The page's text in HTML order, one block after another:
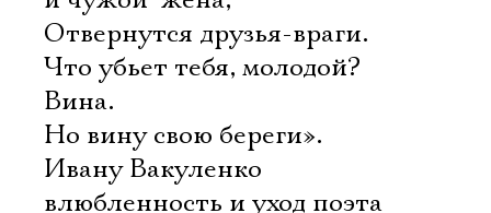
Отвернутся друзья-враги.
Что убьет тебя, молодой?
Вина.
Но вину свою береги».
Ивану Вакуленко 
влюбленность и уход поэта